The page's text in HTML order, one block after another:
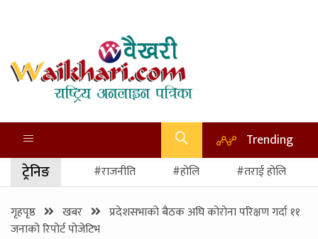
Trending
ट्रेनिङ #राजनीति #होलि #तराई होलि
गृहपृष्ठ खबर
प्रदेशसभाको बैठक अघि कोरोना परिक्षण गर्दा ११
जनाको रिपोर्ट पोजेटिभ